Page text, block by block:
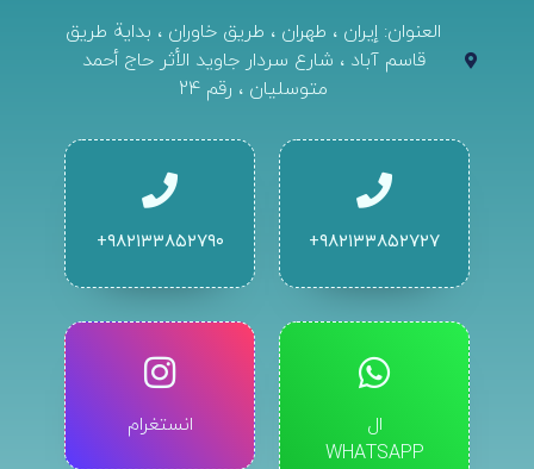
العنوان: إيران ، طهران ، طريق خاوران ، بداية طريق
قاسم آباد ، شارع سردار جاويد الأثر حاج أحمد
متوسليان ، رقم 24
۹۸۲۱۳۳۸۵۲۷۲۷+ ۹۸۲۱۳۳۸۵۲۷۹۰+
ال
WHATSAPP
انستغرام